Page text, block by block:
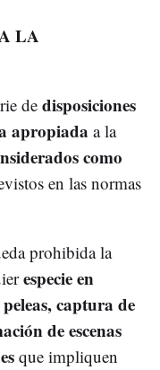
LA
de disposiciones
apropiada a la
como
en las normas
prohibida la
especie en
captura de
de escenas
que impliquen